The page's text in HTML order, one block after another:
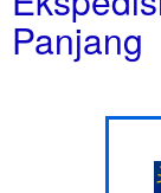
Panjang